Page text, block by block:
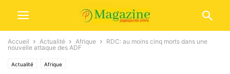
Accueil Actualité Afrique
RDC: au moins cinq morts dans une
nouvelle attaque des ADF
Actualité Afrique